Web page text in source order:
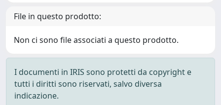
File in questo prodotto:
Non ci sono file associati a questo prodotto.
I documenti in IRIS sono protetti da copyright e
tutti i diritti sono riservati, salvo diversa
indicazione.